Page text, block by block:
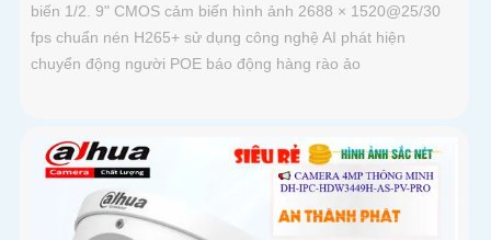
biến 1/2. 9" CMOS cảm biến hình ảnh 2688 × 1520@25/30
fps chuẩn nén H265+ sử dụng công nghệ AI phát hiện
chuyển động người POE báo động hàng rào ảo